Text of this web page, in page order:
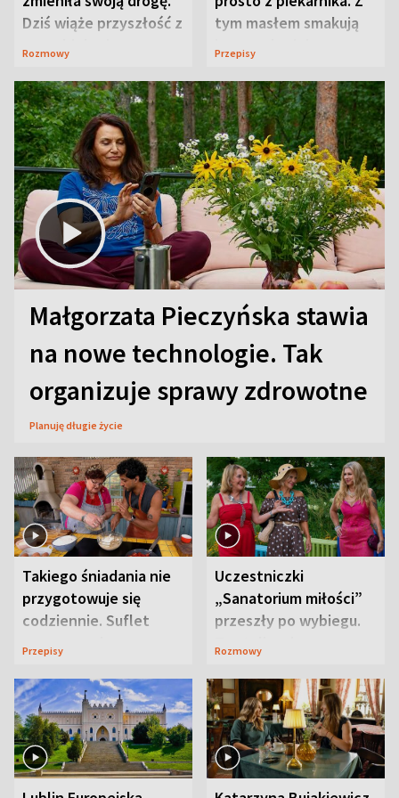
Dziś wiąże przyszłość z
neurobiologią
Rozmowy
tym masłem smakują
jeszcze lepiej
Przepisy
Małgorzata Pieczyńska stawia
na nowe technologie. Tak
organizuje sprawy zdrowotne
Planuję długie życie
Takiego śniadania nie
przygotowuje się
codziennie. Suflet
serowy zachwyca
Przepisy
Uczestniczki
„Sanatorium miłości”
przeszły po wybiegu.
Te stylizacje
Rozmowy